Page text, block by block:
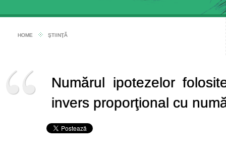
HOME ŞTIINŢĂ
Numărul ipotezelor
invers proporţional cu